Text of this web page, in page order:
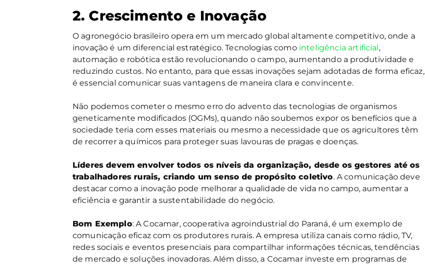
2. Crescimento e Inovação
O agronegócio brasileiro opera em um mercado global altamente competitivo, onde a
inovação é um diferencial estratégico. Tecnologias como inteligência artificial ,
automação e robótica estão revolucionando o campo, aumentando a produtividade e
reduzindo custos. No entanto, para que essas inovações sejam adotadas de forma eficaz,
é essencial comunicar suas vantagens de maneira clara e convincente.
Não podemos cometer o mesmo erro do advento das tecnologias de organismos
geneticamente modificados (OGMs), quando não soubemos expor os benefícios que a
sociedade teria com esses materiais ou mesmo a necessidade que os agricultores têm
de recorrer a químicos para proteger suas lavouras de pragas e doenças.
Líderes devem envolver todos os níveis da organização, desde os gestores até os
trabalhadores rurais, criando um senso de propósito coletivo. A comunicação deve
destacar como a inovação pode melhorar a qualidade de vida no campo, aumentar a
eficiência e garantir a sustentabilidade do negócio.
Bom Exemplo: A Cocamar, cooperativa agroindustrial do Paraná, é um exemplo de
comunicação eficaz com os produtores rurais. A empresa utiliza canais como rádio, TV,
redes sociais e eventos presenciais para compartilhar informações técnicas, tendências
de mercado e soluções inovadoras. Além disso, a Cocamar investe em programas de